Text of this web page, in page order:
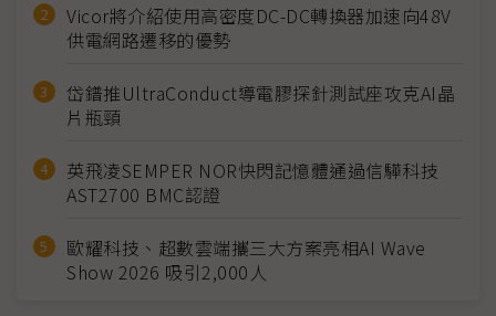
Vicor將介紹使用高密度DC-DC轉換器加速向48V
供電網路遷移的優勢
岱鐠推UltraConduct導電膠探針測試座攻克AI晶
片瓶頸
英飛凌SEMPER NOR快閃記憶體通過信驊科技
AST2700 BMC認證
歐耀科技、超數雲端攜三大方案亮相AI Wave
Show 2026 吸引2,000人